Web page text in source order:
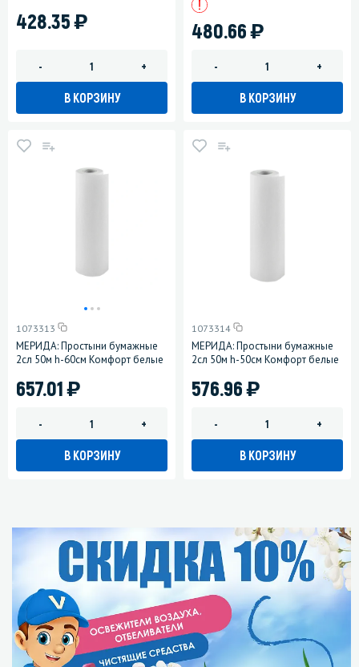
428.35)
- +
В КОРЗИНУ
480.66)
- +
В КОРЗИНУ
1073313
МЕРИДА: Простыни бумажные
2сл 50м h-60см Комфорт белые
657.01)
- +
В КОРЗИНУ
1073314
МЕРИДА: Простыни бумажные
2сл 50м h-50см Комфорт белые
576.96)
- +
В КОРЗИНУ